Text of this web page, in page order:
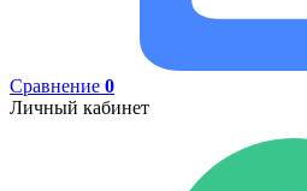
Сравнение 0
Личный кабинет